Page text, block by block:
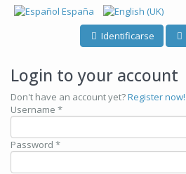
Identificarse
Login to your account
Don't have an account yet?Register now!
Username *
Password *